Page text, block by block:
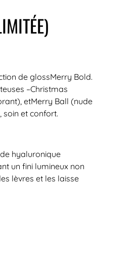
de glossMerry Bold.
–Christmas
etMerry Ball (nude
soin et confort.
hyaluronique
un fini lumineux non
lèvres et les laisse